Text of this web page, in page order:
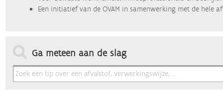
Een initiatief van de OVAM in samenwerking met de hele
Ga meteen aan de slag